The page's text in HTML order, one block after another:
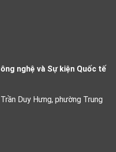
nghệ và Sự kiện Quốc tế
Duy Hưng, phường Trung